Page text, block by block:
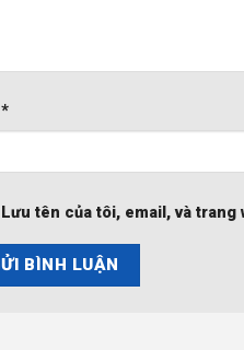
*
Lưu tên của tôi, email, và